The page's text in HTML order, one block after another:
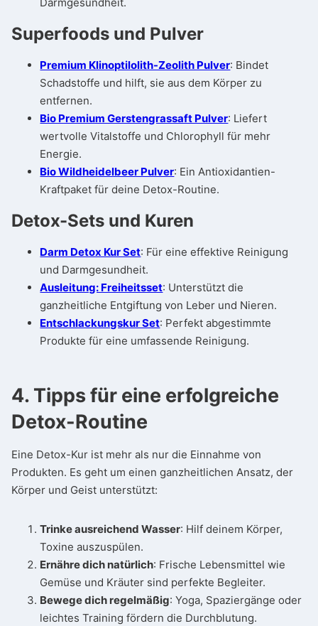
Superfoods und Pulver
Premium Klinoptilolith-Zeolith Pulver: Bindet
Schadstoffe und hilft, sie aus dem Körper zu
entfernen.
Bio Premium Gerstengrassaft Pulver: Liefert
wertvolle Vitalstoffe und Chlorophyll für mehr
Energie.
Bio Wildheidelbeer Pulver: Ein Antioxidantien-
Kraftpaket für deine Detox-Routine.
Detox-Sets und Kuren
Darm Detox Kur Set: Für eine effektive Reinigung
und Darmgesundheit.
Ausleitung: Freiheitsset: Unterstützt die
ganzheitliche Entgiftung von Leber und Nieren.
Entschlackungskur Set: Perfekt abgestimmte
Produkte für eine umfassende Reinigung.
4. Tipps für eine erfolgreiche
Detox-Routine
Eine Detox-Kur ist mehr als nur die Einnahme von
Produkten. Es geht um einen ganzheitlichen Ansatz, der
Körper und Geist unterstützt:
Trinke ausreichend Wasser: Hilf deinem Körper,
Toxine auszuspülen.
Ernähre dich natürlich: Frische Lebensmittel wie
Gemüse und Kräuter sind perfekte Begleiter.
Bewege dich regelmäßig: Yoga, Spaziergänge oder
leichtes Training fördern die Durchblutung.